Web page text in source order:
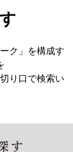
ク」を構成す
り口で検索い